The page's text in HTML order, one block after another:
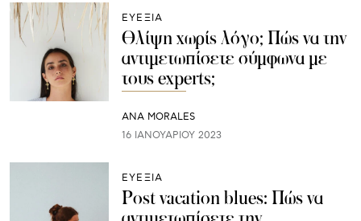
ΕΥΕΞΙΑ
Θλίψη χωρίς λόγο; Πώς να την
αντιμετωπίσετε σύμφωνα με
τους experts;
ANA MORALES
16 ΙΑΝΟΥΑΡΊΟΥ 2023
ΕΥΕΞΙΑ
Post vacation blues: Πώς να